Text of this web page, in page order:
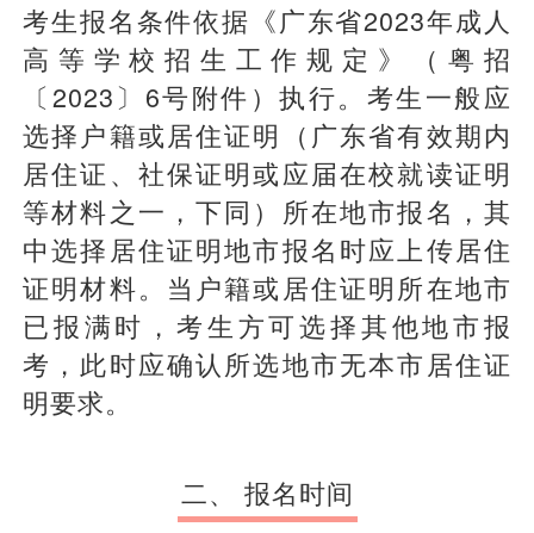
考生报名条件依据《广东省2023年成人
高等学校招生工作规定》（粤招
〔2023〕6号附件）执行。考生一般应
选择户籍或居住证明（广东省有效期内
居住证、社保证明或应届在校就读证明
等材料之一，下同）所在地市报名，其
中选择居住证明地市报名时应上传居住
证明材料。当户籍或居住证明所在地市
已报满时，考生方可选择其他地市报
考，此时应确认所选地市无本市居住证
明要求。
二、 报名时间